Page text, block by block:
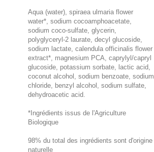
Aqua (water), spiraea ulmaria flower
water*, sodium cocoamphoacetate,
sodium coco-sulfate, glycerin,
polyglyceryl-2 laurate, decyl glucoside,
sodium lactate, calendula officinalis flower
extract*, magnesium PCA, caprylyl/capryl
glucoside, potassium sorbate, lactic acid,
coconut alcohol, sodium benzoate, sodium
chloride, benzyl alcohol, sodium sulfate,
dehydroacetic acid.
*Ingrédients issus de l'Agriculture
Biologique
98% du total des ingrédients sont d'origine
naturelle